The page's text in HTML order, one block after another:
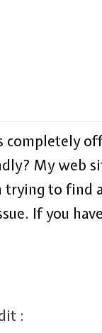
completely
My web
trying to find
If you
: